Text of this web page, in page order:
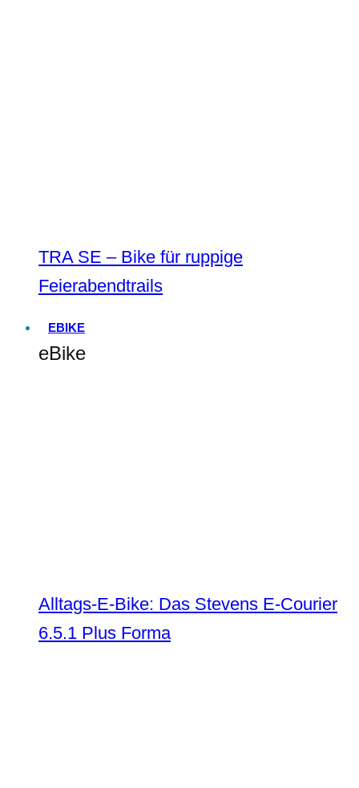
TRA SE – Bike für ruppige
Feierabendtrails
EBIKE
eBike
Alltags-E-Bike: Das Stevens E-Courier
6.5.1 Plus Forma